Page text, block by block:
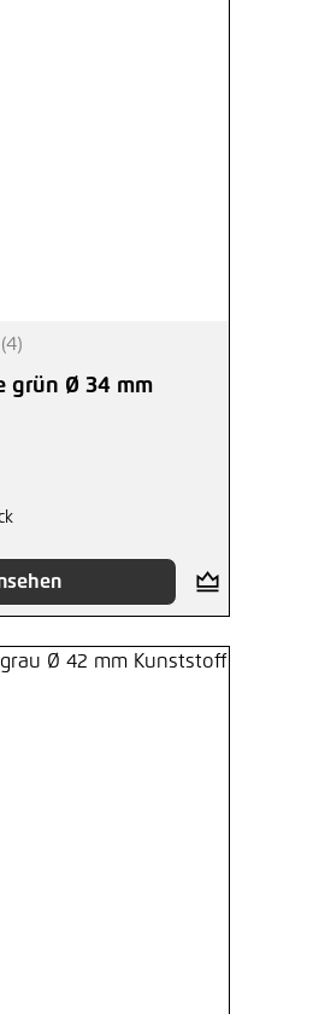
Bewertung von 4.25 von 5
(4)
grün Ø 34 mm